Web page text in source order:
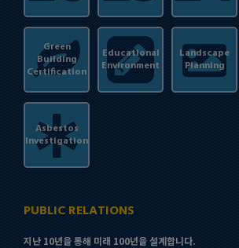
Green
Building
Certification
Educational
Environment
Landscape
Planning
Asbestos
Investigation
PUBLIC RELATIONS
지난 10년을 통해 미래 100년을 설계합니다.